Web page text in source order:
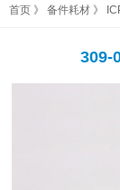
首页 》 备件耗材 》
309-